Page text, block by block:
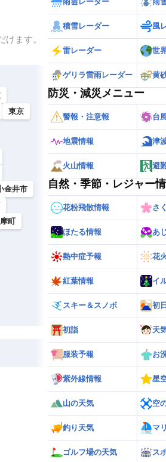
ます。
東京
金井市
町
積雪レーダー 風
雷レーダー 世
ゲリラ雷雨レーダー 黄
防災・減災メニュー
警報・注意報 台
地震情報 津
火山情報 避
自然・季節・レジャー
花粉飛散情報 さ
ほたる情報 あ
熱中症予報 花
紅葉情報 イ
スキー＆スノボ 初
初詣 天
服装予報 お
紫外線情報 星
山の天気 空
釣り天気 マ
ゴルフ場の天気 ス